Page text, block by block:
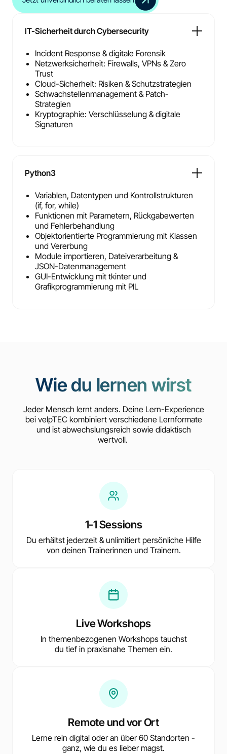
IT-Sicherheit durch Cybersecurity
Incident Response & digitale Forensik
Netzwerksicherheit: Firewalls, VPNs & Zero
Trust
Cloud-Sicherheit: Risiken & Schutzstrategien
Schwachstellenmanagement & Patch-
Strategien
Kryptographie: Verschlüsselung & digitale
Signaturen
Python3
Variablen, Datentypen und Kontrollstrukturen
(if, for, while)
Funktionen mit Parametern, Rückgabewerten
und Fehlerbehandlung
Objektorientierte Programmierung mit Klassen
und Vererbung
Module importieren, Dateiverarbeitung &
JSON-Datenmanagement
GUI-Entwicklung mit tkinter und
Grafikprogrammierung mit PIL
Wie du lernen wirst
Jeder Mensch lernt anders. Deine Lern-Experience
bei velpTEC kombiniert verschiedene Lernformate
und ist abwechslungsreich sowie didaktisch
wertvoll.
1-1 Sessions
Du erhältst jederzeit & unlimitiert persönliche Hilfe
von deinen Trainerinnen und Trainern.
Live Workshops
In themenbezogenen Workshops tauchst
du tief in praxisnahe Themen ein.
Remote und vor Ort
Lerne rein digital oder an über 60 Standorten -
ganz, wie du es lieber magst.